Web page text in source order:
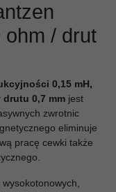
ohm / drut
0,15 mH,
drutu 0,7 mm jest
zwrotnic
eliminuje
pracę cewki także